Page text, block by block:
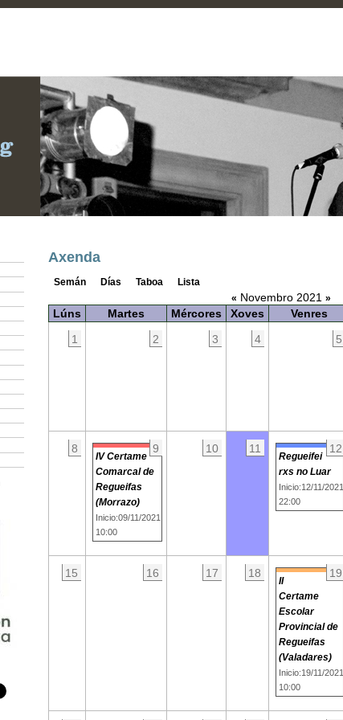
Axenda
Semán Días Taboa
Lista
« Novembro 2021 »
Lúns Martes Mércores Xoves Venres
1
2 3 4 5
8 9
IV Certame
Comarcal de
Regueifas
(Morrazo)
Inicio:09/11/2021
10:00
10 11 12
Regueifei
rxs no Luar
Inicio:12/11/2021
22:00
15 16 17 18 19
II
Certame
Escolar
Provincial de
Regueifas
(Valadares)
Inicio:19/11/2021
10:00